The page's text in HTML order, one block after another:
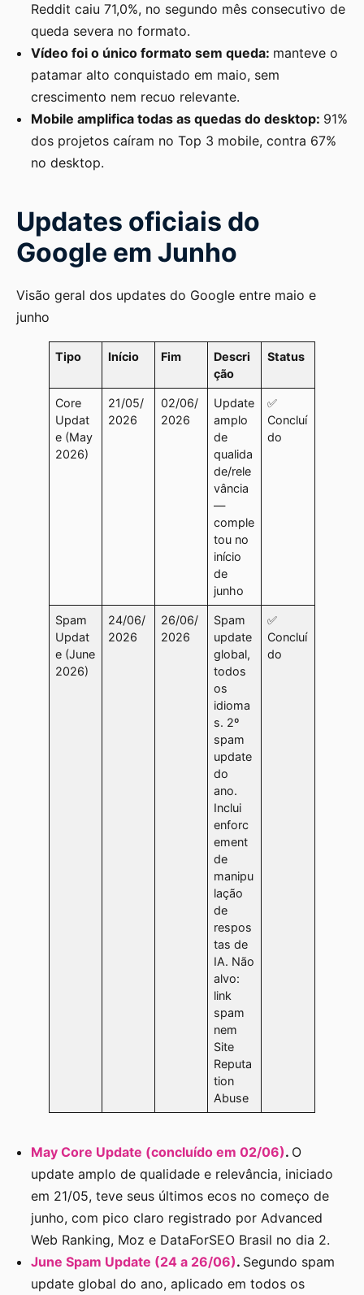
Reddit caiu 71,0%, no segundo mês consecutivo de
queda severa no formato.
Vídeo foi o único formato sem queda: manteve o
patamar alto conquistado em maio, sem
crescimento nem recuo relevante.
Mobile amplifica todas as quedas do desktop: 91%
dos projetos caíram no Top 3 mobile, contra 67%
no desktop.
Updates oficiais do
Google em Junho
Visão geral dos updates do Google entre maio e
junho
Tipo Início Fim
Descri
ção
Status
Core
Updat
e (May
2026)
21/05/
2026
02/06/
2026
Update
amplo
de
qualida
de/rele
vância
—
comple
tou no
início
de
junho
✅
Concluí
do
Spam
Updat
e (June
2026)
24/06/
2026
26/06/
2026
Spam
update
global,
todos
os
idioma
s. 2º
spam
update
do
ano.
Inclui
enforc
ement
de
manipu
lação
de
respos
tas de
IA. Não
alvo:
link
spam
nem
Site
Reputa
tion
Abuse
✅
Concluí
do
May Core Update (concluído em 02/06). O
update amplo de qualidade e relevância, iniciado
em 21/05, teve seus últimos ecos no começo de
junho, com pico claro registrado por Advanced
Web Ranking, Moz e DataForSEO Brasil no dia 2.
June Spam Update (24 a 26/06). Segundo spam
update global do ano, aplicado em todos os